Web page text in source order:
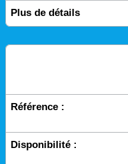
Plus de détails
Référence :
Disponibilité :